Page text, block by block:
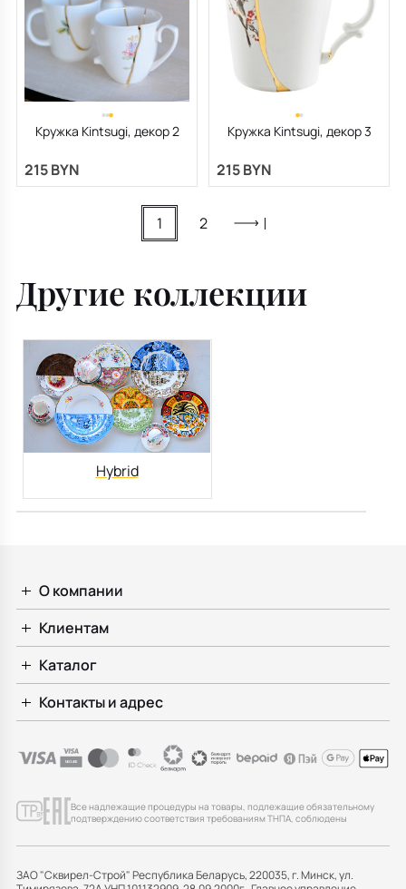
Кружка Kintsugi, декор 2
215 BYN
Кружка Kintsugi, декор 3
215 BYN
1 2
Другие коллекции
Hybrid
О компании
Клиентам
Каталог
Контакты и адрес
Все надлежащие процедуры на товары, подлежащие обязательному
подтверждению соответствия требованиям ТНПА, соблюдены
ЗАО "Сквирел-Строй" Республика Беларусь, 220035, г. Минск, ул.